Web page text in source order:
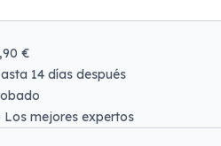
€
14 días después
Los mejores expertos